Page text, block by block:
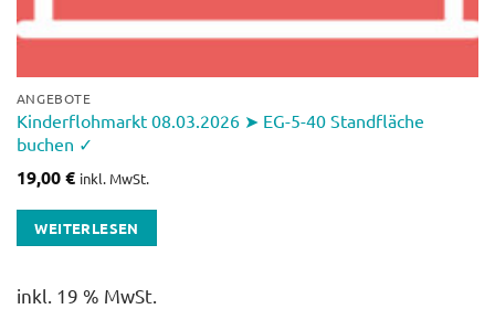
ANGEBOTE
Kinderflohmarkt 08.03.2026 ➤ EG-5-40 Standfläche
buchen ✓
19,00€ inkl. MwSt.
WEITERLESEN
inkl. 19 % MwSt.